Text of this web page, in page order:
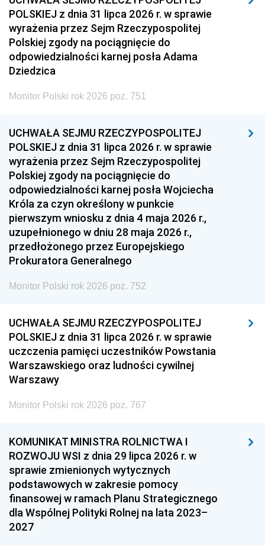
POLSKIEJ z dnia 31 lipca 2026 r. w sprawie
wyrażenia przez Sejm Rzeczypospolitej
Polskiej zgody na pociągnięcie do
odpowiedzialności karnej posła Adama
Dziedzica
Monitor Polski rok 2026 poz. 751
UCHWAŁA SEJMU RZECZYPOSPOLITEJ
POLSKIEJ z dnia 31 lipca 2026 r. w sprawie
wyrażenia przez Sejm Rzeczypospolitej
Polskiej zgody na pociągnięcie do
odpowiedzialności karnej posła Wojciecha
Króla za czyn określony w punkcie
pierwszym wniosku z dnia 4 maja 2026 r.,
uzupełnionego w dniu 28 maja 2026 r.,
przedłożonego przez Europejskiego
Prokuratora Generalnego
Monitor Polski rok 2026 poz. 752
UCHWAŁA SEJMU RZECZYPOSPOLITEJ
POLSKIEJ z dnia 31 lipca 2026 r. w sprawie
uczczenia pamięci uczestników Powstania
Warszawskiego oraz ludności cywilnej
Warszawy
Monitor Polski rok 2026 poz. 767
KOMUNIKAT MINISTRA ROLNICTWA I
ROZWOJU WSI z dnia 29 lipca 2026 r. w
sprawie zmienionych wytycznych
podstawowych w zakresie pomocy
finansowej w ramach Planu Strategicznego
dla Wspólnej Polityki Rolnej na lata 2023–
2027